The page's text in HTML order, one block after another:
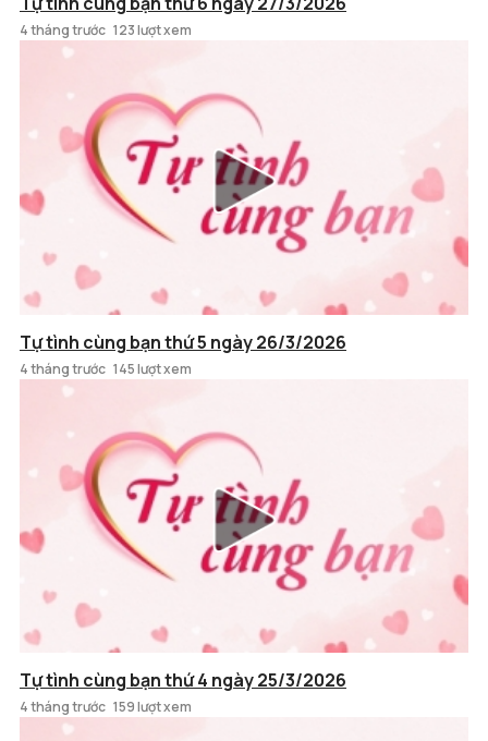
4 tháng trước 123 lượt xem
Tự tình cùng bạn thứ 5 ngày 26/3/2026
4 tháng trước 145 lượt xem
Tự tình cùng bạn thứ 4 ngày 25/3/2026
4 tháng trước 159 lượt xem